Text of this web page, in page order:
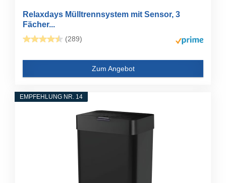
Relaxdays Mülltrennsystem mit Sensor, 3
Fächer...
(289)
Zum Angebot
EMPFEHLUNG NR. 14